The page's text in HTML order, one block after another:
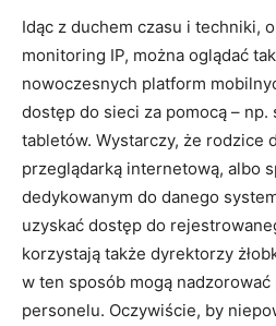
Idąc z duchem czasu i techniki,
monitoring IP, można oglądać
nowoczesnych platform
dostęp do sieci za pomocą –
tabletów. Wystarczy, że rodzice
przeglądarką internetową, albo
dedykowanym do danego
uzyskać dostęp do
korzystają także dyrektorzy
w ten sposób mogą
personelu. Oczywiście, by